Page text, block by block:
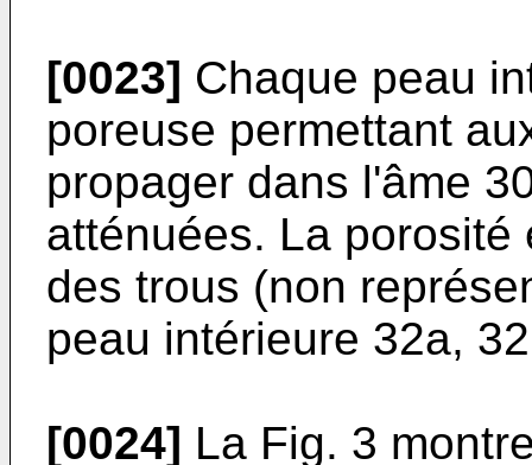
[0023] Chaque peau
poreuse permettant
propager dans l'âme
atténuées. La
des trous (non
peau intérieure 32a,
[0024] La Fig. 3